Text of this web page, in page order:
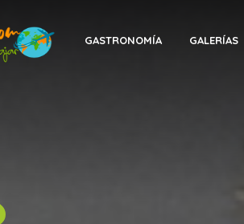
GASTRONOMÍA GALERÍAS